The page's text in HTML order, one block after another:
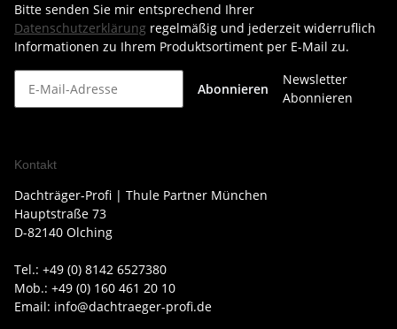
Bitte senden Sie mir entsprechend Ihrer
Datenschutzerklärung regelmäßig und jederzeit widerruflich
Informationen zu Ihrem Produktsortiment per E-Mail zu.
Abonnieren
Newsletter
Abonnieren
Kontakt
Dachträger-Profi | Thule Partner München
Hauptstraße 73
D-82140 Olching
Tel.: +49 (0) 8142 6527380
Mob.: +49 (0) 160 461 20 10
Email: info@dachtraeger-profi.de